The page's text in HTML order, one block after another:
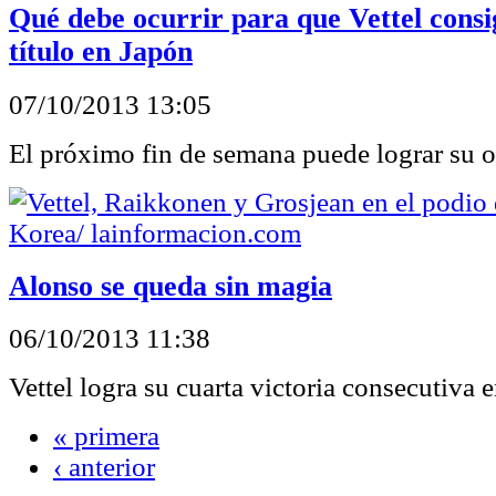
Qué debe ocurrir para que Vettel
título en Japón
07/10/2013 13:05
El próximo fin de semana puede lograr su
Alonso se queda sin magia
06/10/2013 11:38
Vettel logra su cuarta victoria consecutiva
« primera
‹ anterior